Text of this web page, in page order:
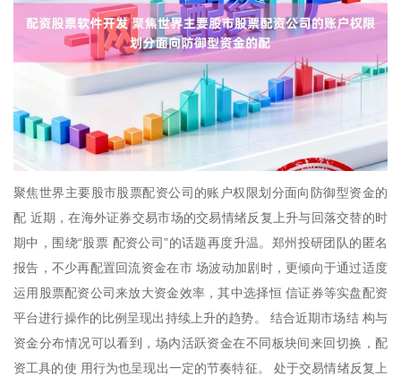
聚焦世界主要股市股票配资公司的账户权限划分面向防御型资金的
配 近期，在海外证券交易市场的交易情绪反复上升与回落交替的时
期中，围绕“股票 配资公司”的话题再度升温。郑州投研团队的匿名
报告，不少再配置回流资金在市 场波动加剧时，更倾向于通过适度
运用股票配资公司来放大资金效率，其中选择恒 信证券等实盘配资
平台进行操作的比例呈现出持续上升的趋势。 结合近期市场结 构与
资金分布情况可以看到，场内活跃资金在不同板块间来回切换，配
资工具的使 用行为也呈现出一定的节奏特征。 处于交易情绪反复上